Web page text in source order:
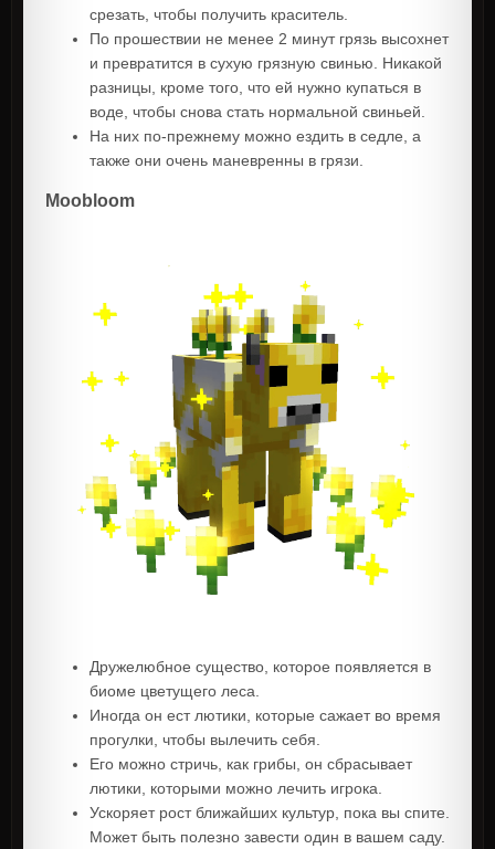
срезать, чтобы получить краситель.
По прошествии не менее 2 минут грязь высохнет
и превратится в сухую грязную свинью. Никакой
разницы, кроме того, что ей нужно купаться в
воде, чтобы снова стать нормальной свиньей.
На них по-прежнему можно ездить в седле, а
также они очень маневренны в грязи.
Moobloom
Дружелюбное существо, которое появляется в
биоме цветущего леса.
Иногда он ест лютики, которые сажает во время
прогулки, чтобы вылечить себя.
Его можно стричь, как грибы, он сбрасывает
лютики, которыми можно лечить игрока.
Ускоряет рост ближайших культур, пока вы спите.
Может быть полезно завести один в вашем саду.